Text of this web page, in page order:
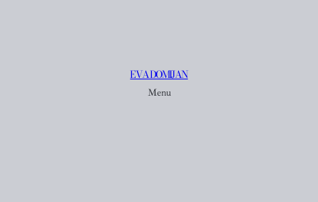
EVA DOMIJAN
Menu